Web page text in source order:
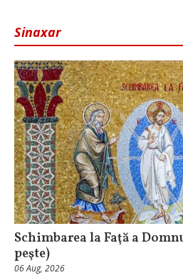
Sinaxar
Schimbarea la Faţă a
peşte)
06 Aug, 2026